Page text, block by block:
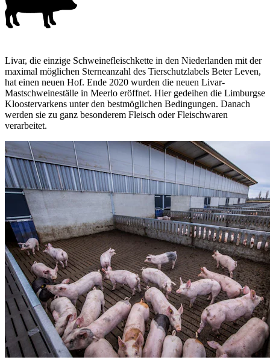
Livar, die einzige Schweinefleischkette in den Niederlanden mit der
maximal möglichen Sterneanzahl des Tierschutzlabels Beter Leven,
hat einen neuen Hof. Ende 2020 wurden die neuen Livar-
Mastschweineställe in Meerlo eröffnet. Hier gedeihen die Limburgse
Kloostervarkens unter den bestmöglichen Bedingungen. Danach
werden sie zu ganz besonderem Fleisch oder Fleischwaren
verarbeitet.